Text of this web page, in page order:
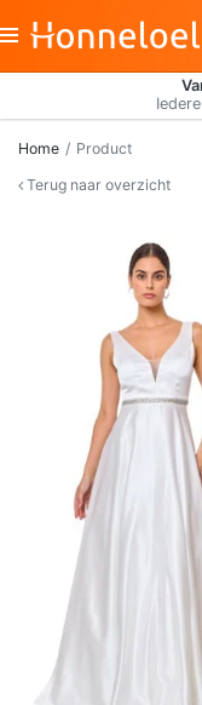
Home
Product
Terug naar overzicht